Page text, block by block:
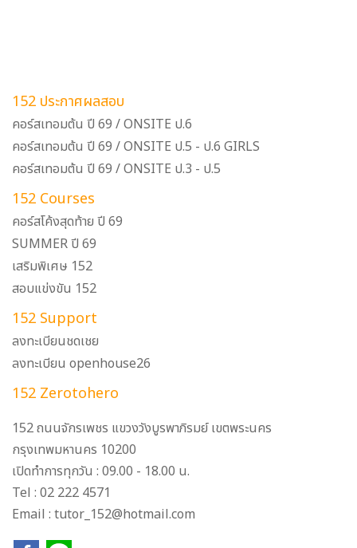
152 ประกาศผลสอบ
คอร์สเทอมต้น ปี 69 / ONSITE ป.6
คอร์สเทอมต้น ปี 69 / ONSITE ป.5 - ป.6 GIRLS
คอร์สเทอมต้น ปี 69 / ONSITE ป.3 - ป.5
152 Courses
คอร์สโค้งสุดท้าย ปี 69
SUMMER ปี 69
เสริมพิเศษ 152
สอบแข่งขัน 152
152 Support
ลงทะเบียนชดเชย
ลงทะเบียน openhouse26
152 Zerotohero
152 ถนนจักรเพชร แขวงวังบูรพาภิรมย์ เขตพระนคร
กรุงเทพมหานคร 10200
เปิดทำการทุกวัน : 09.00 - 18.00 น.
Tel : 02 222 4571
Email : tutor_152@hotmail.com